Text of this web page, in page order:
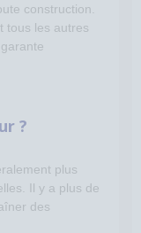
construction.
tous les autres
?
plus
Il y a plus de
des